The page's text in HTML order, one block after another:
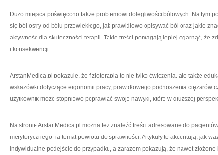
Dużo miejsca poświęcono także problemowi dolegliwości bólowych. Na tym
się ból ostry od bólu przewlekłego, jak prawidłowo opisywać ból oraz jakie
aktywność dla skuteczności terapii. Takie treści pomagają lepiej ogarnąć, że
i konsekwencji.
ArstanMedica.pl pokazuje, że fizjoterapia to nie tylko ćwiczenia, ale także
wskazówki dotyczące ergonomii pracy, prawidłowego podnoszenia ciężarów
użytkownik może stopniowo poprawiać swoje nawyki, które w dłuższej
Na stronie ArstanMedica.pl można też znaleźć treści adresowane do
merytorycznego na temat powrotu do sprawności. Artykuły te akcentują, jak
indywidualne podejście do przypadku, a zarazem pokazują, że nawet